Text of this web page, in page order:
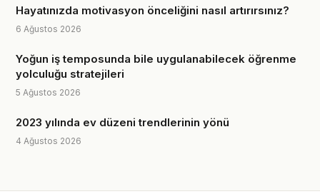
Hayatınızda motivasyon önceliğini nasıl artırırsınız?
6 Ağustos 2026
Yoğun iş temposunda bile uygulanabilecek öğrenme
yolculuğu stratejileri
5 Ağustos 2026
2023 yılında ev düzeni trendlerinin yönü
4 Ağustos 2026